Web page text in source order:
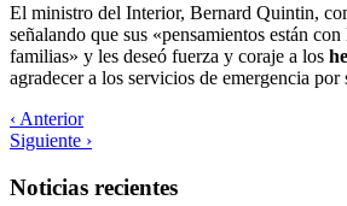
El ministro del Interior, Bernard Quintin,
señalando que sus «pensamientos están
familias» y les deseó fuerza y coraje a los
agradecer a los servicios de emergencia por
‹ Anterior
Siguiente ›
Noticias recientes